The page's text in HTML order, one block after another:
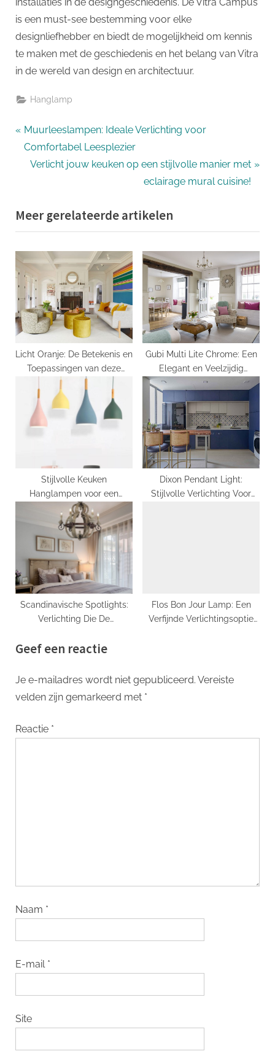
is een must-see bestemming voor elke
designliefhebber en biedt de mogelijkheid om kennis
te maken met de geschiedenis en het belang van Vitra
in de wereld van design en architectuur.
Hanglamp
Bericht
navigatie
P
r
o
u
s
P
o
s
t
:
Muurleeslampen: Ideale Verlichting voor
Comfortabel Leesplezier
N
t
P
o
s
t
:
Verlicht jouw keuken op een stijlvolle manier met
eclairage mural cuisine!
Meer gerelateerde artikelen
Licht Oranje: De Betekenis en
Toepassingen van deze
Opvallende Kleur
Gubi Multi Lite Chrome: Een
Elegant en Veelzijdig
Verlichtingsstuk voor
Stijlvolle Keuken
Hanglampen voor een
Modern en Praktisch Interieur
Dixon Pendant Light:
Stijlvolle Verlichting Voor
Scandinavische Spotlights:
Verlichting Die De
Stijl Benadrukt
Flos Bon Jour Lamp: Een
Verfijnde Verlichtingsoptie
Geef een reactie
Je e-mailadres wordt niet gepubliceerd. Vereiste
velden zijn gemarkeerd met *
Reactie *
Naam *
E-mail *
Site